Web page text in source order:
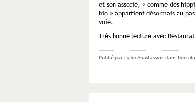
et son associé, « comme des
bio » appartient désormais au
voie.
Très bonne lecture avec
Publié par Lydie Anastassion dans Non